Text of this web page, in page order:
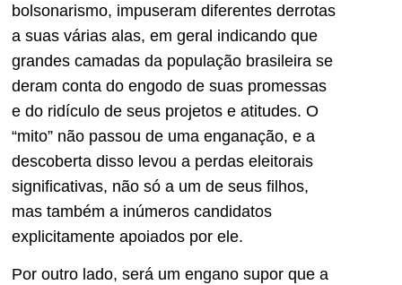
bolsonarismo, impuseram diferentes derrotas
a suas várias alas, em geral indicando que
grandes camadas da população brasileira se
deram conta do engodo de suas promessas
e do ridículo de seus projetos e atitudes. O
“mito” não passou de uma enganação, e a
descoberta disso levou a perdas eleitorais
significativas, não só a um de seus filhos,
mas também a inúmeros candidatos
explicitamente apoiados por ele.
Por outro lado, será um engano supor que a